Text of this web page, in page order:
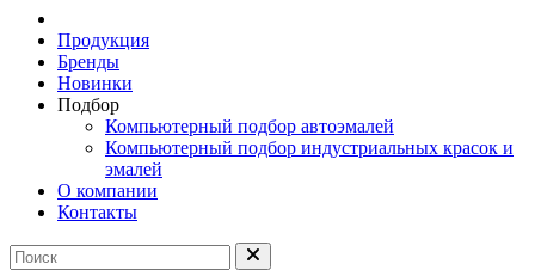
Продукция
Бренды
Новинки
Подбор
Компьютерный подбор автоэмалей
Компьютерный подбор индустриальных красок и
эмалей
О компании
Контакты